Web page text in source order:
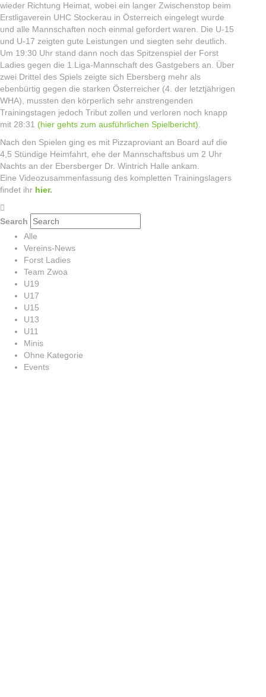
wieder Richtung Heimat, wobei ein langer Zwischenstop beim
Erstligaverein UHC Stockerau in Österreich eingelegt wurde
und alle Mannschaften noch einmal gefordert waren. Die U-15
und U-17 zeigten gute Leistungen und siegten sehr deutlich.
Um 19:30 Uhr stand dann noch das Spitzenspiel der Forst
Ladies gegen die 1.Liga-Mannschaft des Gastgebers an. Über
zwei Drittel des Spiels zeigte sich Ebersberg mehr als
ebenbürtig gegen die starken Österreicher (4. der letztjährigen
WHA), mussten den körperlich sehr anstrengenden
Trainingstagen jedoch Tribut zollen und verloren noch knapp
mit 28:31 (hier gehts zum ausführlichen Spielbericht)
Nach den Spielen ging es mit Pizzaproviant an Board auf die
4,5 Stündige Heimfahrt, ehe der Mannschaftsbus um 2 Uhr
Nachts an der Ebersberger Dr. Wintrich Halle ankam.
Eine Videozusammenfassung des kompletten Trainingslagers
findet ihr hier.
Search
Alle
Vereins-News
Forst Ladies
Team Zwoa
U19
U17
U15
U13
U11
Minis
Ohne Kategorie
Events